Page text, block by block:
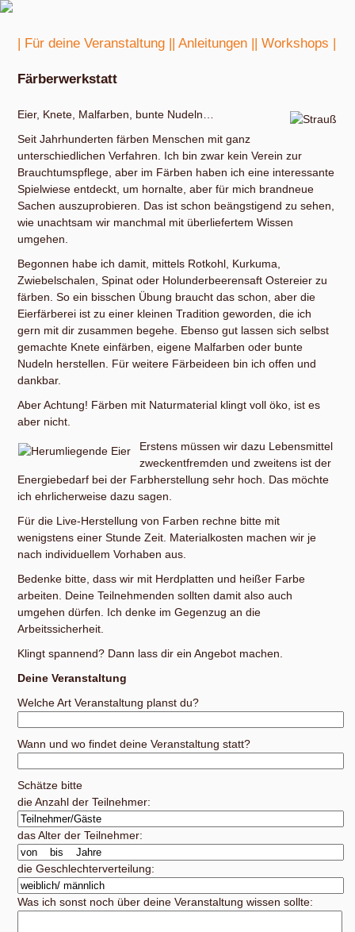
| Für deine Veranstaltung || Anleitungen || Workshops |
Färberwerkstatt
Eier, Knete, Malfarben, bunte Nudeln…
Seit Jahrhunderten färben Menschen mit ganz
unterschiedlichen Verfahren. Ich bin zwar kein Verein zur
Brauchtumspflege, aber im Färben haben ich eine interessante
Spielwiese entdeckt, um hornalte, aber für mich brandneue
Sachen auszuprobieren. Das ist schon beängstigend zu sehen,
wie unachtsam wir manchmal mit überliefertem Wissen
umgehen.
Begonnen habe ich damit, mittels Rotkohl, Kurkuma,
Zwiebelschalen, Spinat oder Holunderbeerensaft Ostereier zu
färben. So ein bisschen Übung braucht das schon, aber die
Eierfärberei ist zu einer kleinen Tradition geworden, die ich
gern mit dir zusammen begehe. Ebenso gut lassen sich selbst
gemachte Knete einfärben, eigene Malfarben oder bunte
Nudeln herstellen. Für weitere Färbeideen bin ich offen und
dankbar.
Aber Achtung! Färben mit Naturmaterial klingt voll öko, ist es
aber nicht.
Erstens müssen wir dazu Lebensmittel
zweckentfremden und zweitens ist der
Energiebedarf bei der Farbherstellung sehr hoch. Das möchte
ich ehrlicherweise dazu sagen.
Für die Live-Herstellung von Farben rechne bitte mit
wenigstens einer Stunde Zeit. Materialkosten machen wir je
nach individuellem Vorhaben aus.
Bedenke bitte, dass wir mit Herdplatten und heißer Farbe
arbeiten. Deine Teilnehmenden sollten damit also auch
umgehen dürfen. Ich denke im Gegenzug an die
Arbeitssicherheit.
Klingt spannend? Dann lass dir ein Angebot machen.
Deine Veranstaltung
Welche Art Veranstaltung planst du?
Wann und wo findet deine Veranstaltung statt?
Schätze bitte
die Anzahl der Teilnehmer:
das Alter der Teilnehmer:
die Geschlechterverteilung:
Was ich sonst noch über deine Veranstaltung wissen sollte: